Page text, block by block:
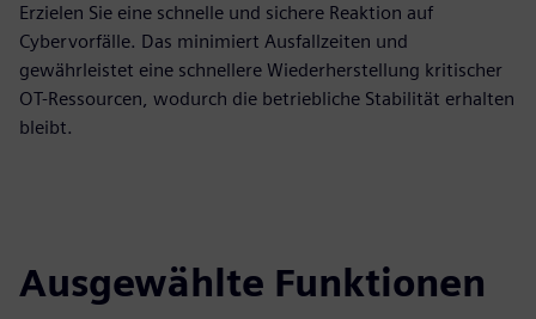
Erzielen Sie eine schnelle und sichere Reaktion auf
Cybervorfälle. Das minimiert Ausfallzeiten und
gewährleistet eine schnellere Wiederherstellung kritischer
OT-Ressourcen, wodurch die betriebliche Stabilität erhalten
bleibt.
Ausgewählte Funktionen